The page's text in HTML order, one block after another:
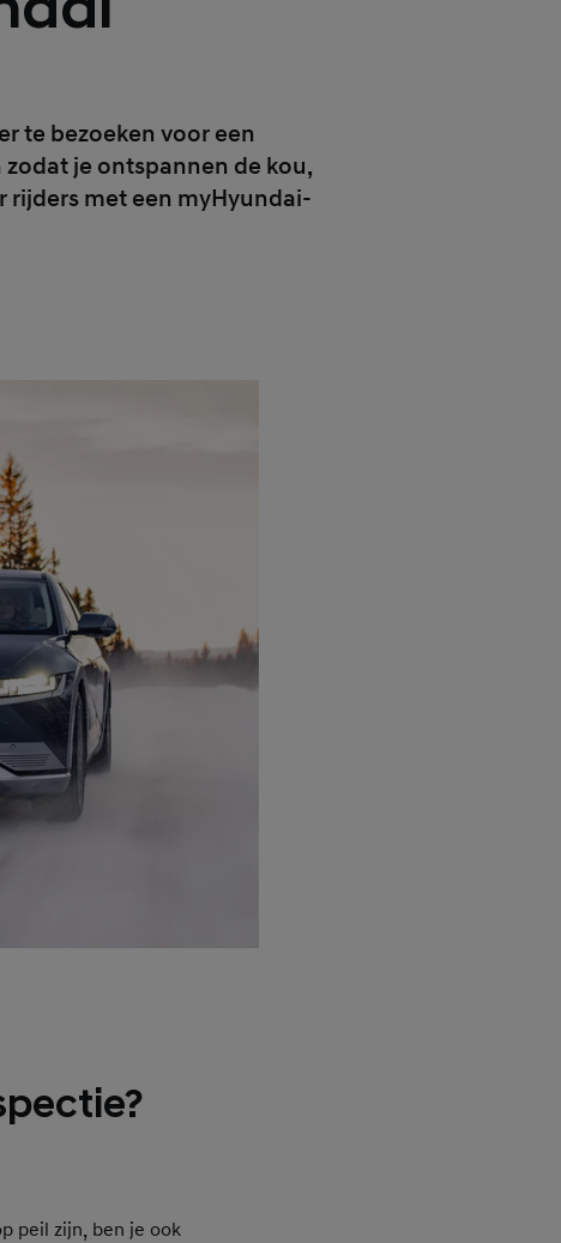
te bezoeken voor een
je ontspannen de kou,
rijders met een myHyundai-
peil zijn, ben je ook